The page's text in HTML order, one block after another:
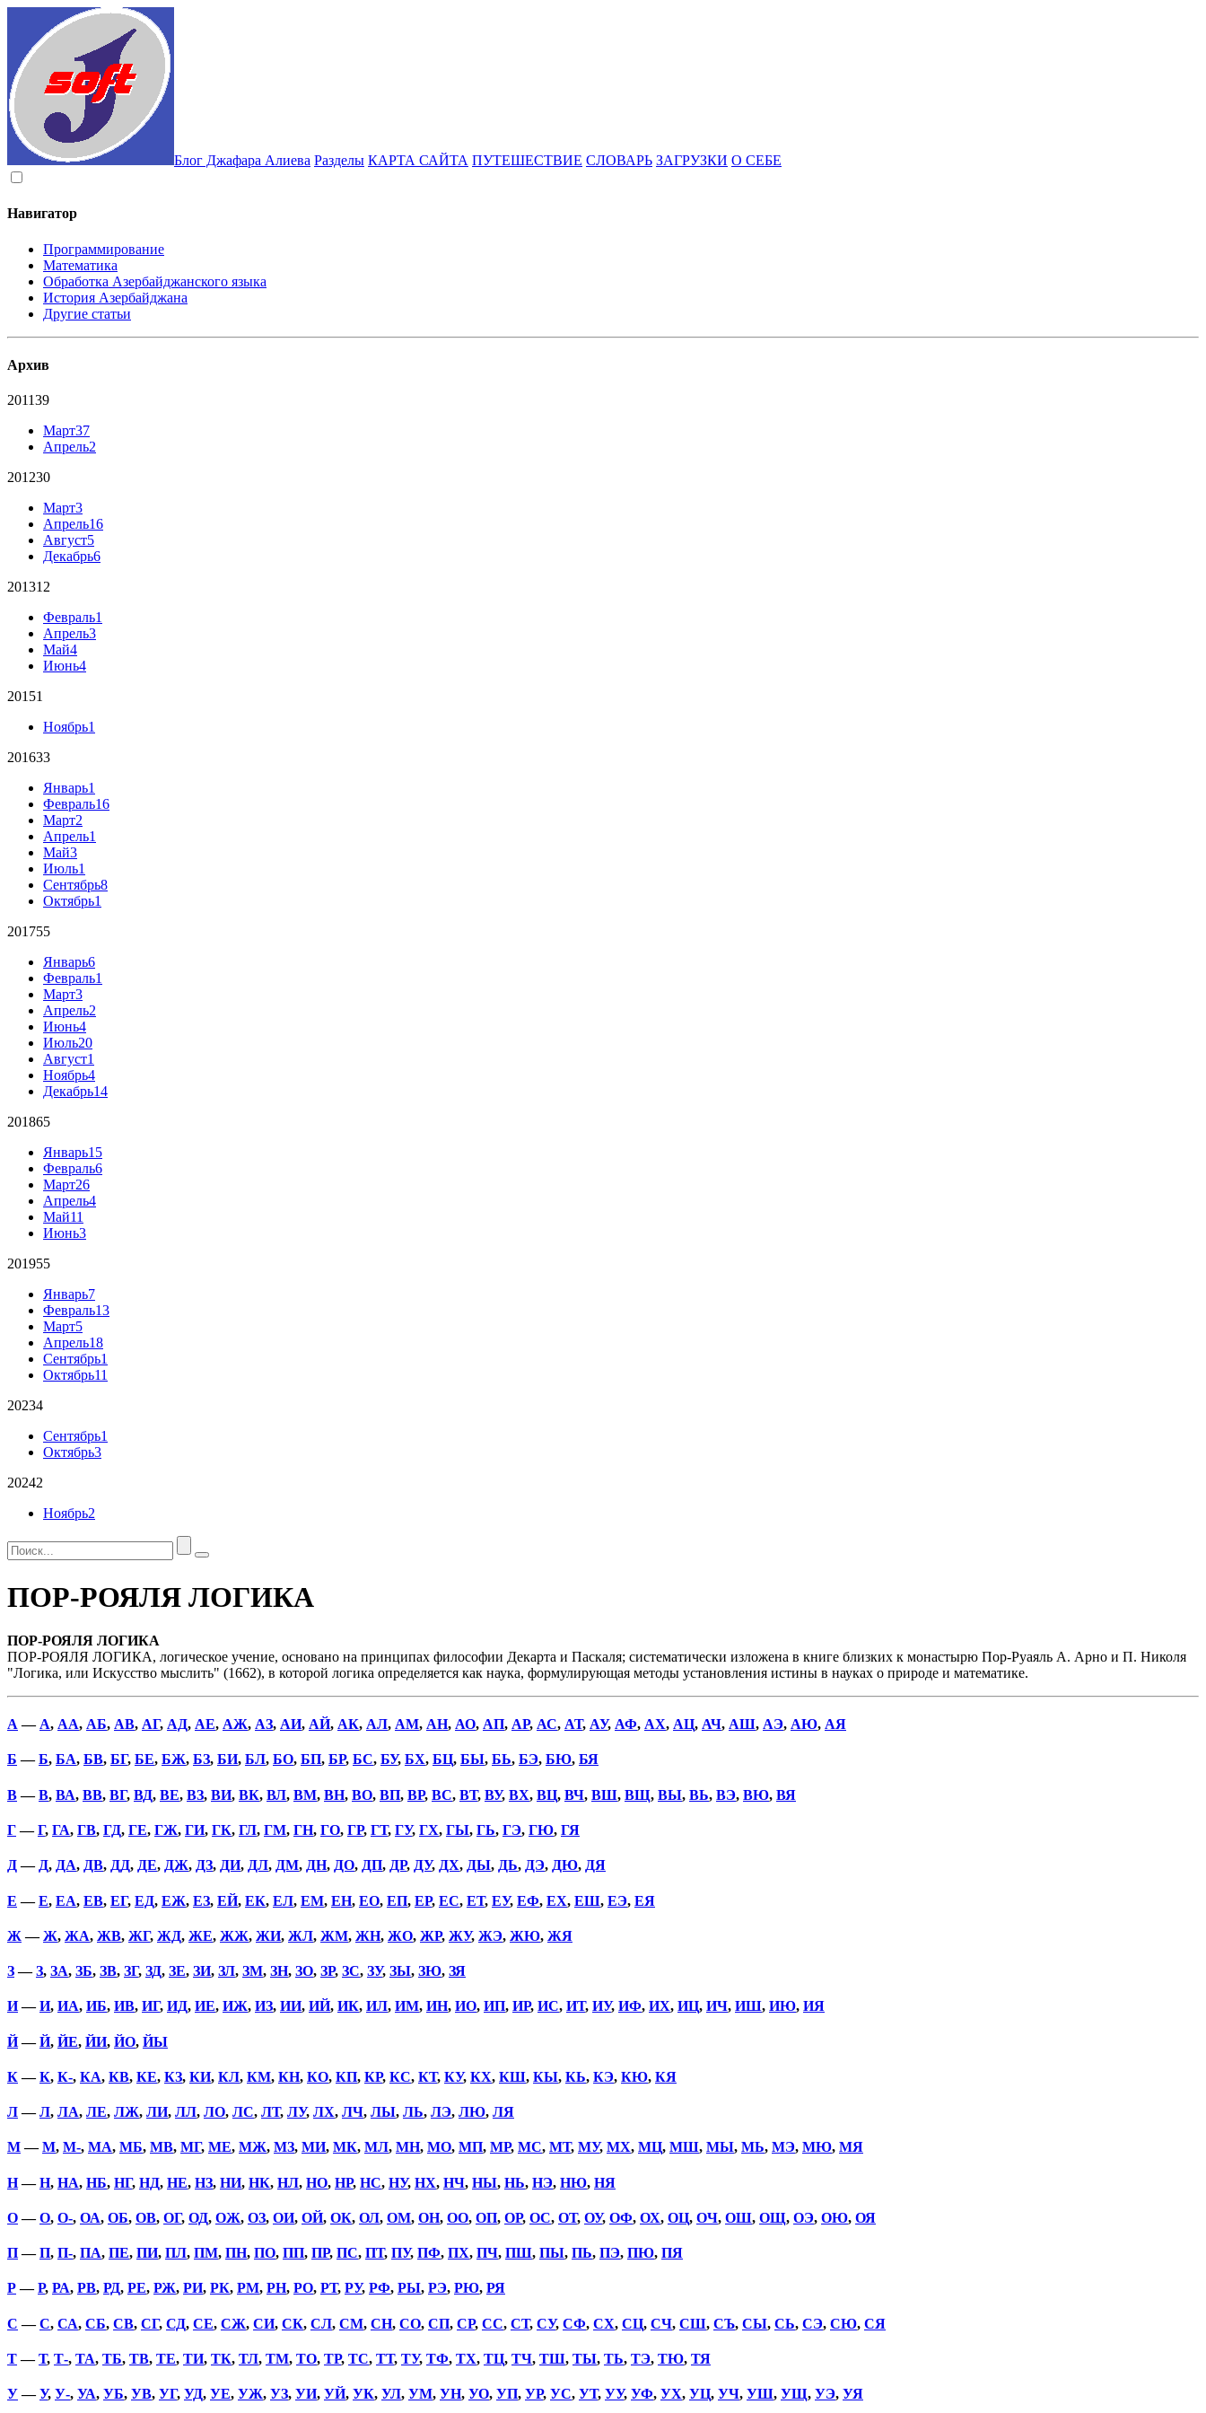
Блог Джафара Алиева Разделы КАРТА САЙТА ПУТЕШЕСТВИЕ СЛОВАРЬ ЗАГРУЗКИ О СЕБЕ
Навигатор
Программирование
Математика
Обработка Азербайджанского языка
История Азербайджана
Другие статьи
Архив
201139
Март37
Апрель2
201230
Март3
Апрель16
Август5
Декабрь6
201312
Февраль1
Апрель3
Май4
Июнь4
20151
Ноябрь1
201633
Январь1
Февраль16
Март2
Апрель1
Май3
Июль1
Сентябрь8
Октябрь1
201755
Январь6
Февраль1
Март3
Апрель2
Июнь4
Июль20
Август1
Ноябрь4
Декабрь14
201865
Январь15
Февраль6
Март26
Апрель4
Май11
Июнь3
201955
Январь7
Февраль13
Март5
Апрель18
Сентябрь1
Октябрь11
20234
Сентябрь1
Октябрь3
20242
Ноябрь2
ПОР-РОЯЛЯ ЛОГИКА
ПОР-РОЯЛЯ ЛОГИКА
ПОР-РОЯЛЯ ЛОГИКА, логическое учение, основано на принципах философии Декарта и Паскаля; систематически изложена в книге близких к монастырю Пор-Руаяль А. Арно и П. Николя
"Логика, или Искусство мыслить" (1662), в которой логика определяется как наука, формулирующая методы установления истины в науках о природе и математике.
А — А, АА, АБ, АВ, АГ, АД, АЕ, АЖ, АЗ, АИ, АЙ, АК, АЛ, АМ, АН, АО, АП, АР, АС, АТ, АУ, АФ, АХ, АЦ, АЧ, АШ, АЭ, АЮ, АЯ
Б —Б, БА, БВ, БГ, БЕ, БЖ, БЗ, БИ, БЛ, БО, БП, БР, БС, БУ, БХ, БЦ, БЫ, БЬ, БЭ, БЮ, БЯ
В—В, ВА, ВВ, ВГ, ВД, ВЕ, ВЗ, ВИ, ВК, ВЛ, ВМ, ВН, ВО, ВП, ВР, ВС, ВТ, ВУ, ВХ, ВЦ, ВЧ, ВШ, ВЩ, ВЫ, ВЬ, ВЭ, ВЮ, ВЯ
Г—Г, ГА, ГВ, ГД, ГЕ, ГЖ, ГИ, ГК, ГЛ, ГМ, ГН, ГО, ГР, ГТ, ГУ, ГХ, ГЫ, ГЬ, ГЭ, ГЮ, ГЯ
Д— Д, ДА, ДВ, ДД, ДЕ, ДЖ, ДЗ, ДИ, ДЛ, ДМ, ДН, ДО, ДП, ДР, ДУ, ДХ, ДЫ, ДЬ, ДЭ, ДЮ, ДЯ
Е —Е, ЕА, ЕВ, ЕГ, ЕД, ЕЖ, ЕЗ, ЕЙ, ЕК, ЕЛ, ЕМ, ЕН, ЕО, ЕП, ЕР, ЕС, ЕТ, ЕУ, ЕФ, ЕХ, ЕШ, ЕЭ, ЕЯ
Ж —Ж, ЖА, ЖВ, ЖГ, ЖД, ЖЕ, ЖЖ, ЖИ, ЖЛ, ЖМ, ЖН, ЖО, ЖР, ЖУ, ЖЭ, ЖЮ, ЖЯ
З—З, ЗА, ЗБ, ЗВ, ЗГ, ЗД, ЗЕ, ЗИ, ЗЛ, ЗМ, ЗН, ЗО, ЗР, ЗС, ЗУ, ЗЫ, ЗЮ, ЗЯ
И—И, ИА, ИБ, ИВ, ИГ, ИД, ИЕ, ИЖ, ИЗ, ИИ, ИЙ, ИК, ИЛ, ИМ, ИН, ИО, ИП, ИР, ИС, ИТ, ИУ, ИФ, ИХ, ИЦ, ИЧ, ИШ, ИЮ, ИЯ
Й—Й, ЙЕ, ЙИ, ЙО, ЙЫ
К—К, К-, КА, КВ, КЕ, КЗ, КИ, КЛ, КМ, КН, КО, КП, КР, КС, КТ, КУ, КХ, КШ, КЫ, КЬ, КЭ, КЮ, КЯ
Л—Л, ЛА, ЛЕ, ЛЖ, ЛИ, ЛЛ, ЛО, ЛС, ЛТ, ЛУ, ЛХ, ЛЧ, ЛЫ, ЛЬ, ЛЭ, ЛЮ, ЛЯ
М—М, М-, МА, МБ, МВ, МГ, МЕ, МЖ, МЗ, МИ, МК, МЛ, МН, МО, МП, МР, МС, МТ, МУ, МХ, МЦ, МШ, МЫ, МЬ, МЭ, МЮ, МЯ
Н—Н, НА, НБ, НГ, НД, НЕ, НЗ, НИ, НК, НЛ, НО, НР, НС, НУ, НХ, НЧ, НЫ, НЬ, НЭ, НЮ, НЯ
О—О, О-, ОА, ОБ, ОВ, ОГ, ОД, ОЖ, ОЗ, ОИ, ОЙ, ОК, ОЛ, ОМ, ОН, ОО, ОП, ОР, ОС, ОТ, ОУ, ОФ, ОХ, ОЦ, ОЧ, ОШ, ОЩ, ОЭ, ОЮ, ОЯ
П—П, П-, ПА, ПЕ, ПИ, ПЛ, ПМ, ПН, ПО, ПП, ПР, ПС, ПТ, ПУ, ПФ, ПХ, ПЧ, ПШ, ПЫ, ПЬ, ПЭ, ПЮ, ПЯ
Р—Р, РА, РВ, РД, РЕ, РЖ, РИ, РК, РМ, РН, РО, РТ, РУ, РФ, РЫ, РЭ, РЮ, РЯ
С —С, СА, СБ, СВ, СГ, СД, СЕ, СЖ, СИ, СК, СЛ, СМ, СН, СО, СП, СР, СС, СТ, СУ, СФ, СХ, СЦ, СЧ, СШ, СЪ, СЫ, СЬ, СЭ, СЮ, СЯ
Т—Т, Т-, ТА, ТБ, ТВ, ТЕ, ТИ, ТК, ТЛ, ТМ, ТО, ТР, ТС, ТТ, ТУ, ТФ, ТХ, ТЦ, ТЧ, ТШ, ТЫ, ТЬ, ТЭ, ТЮ, ТЯ
У—У, У-, УА, УБ, УВ, УГ, УД, УЕ, УЖ, УЗ, УИ, УЙ, УК, УЛ, УМ, УН, УО, УП, УР, УС, УТ, УУ, УФ, УХ, УЦ, УЧ, УШ, УЩ, УЭ, УЯ